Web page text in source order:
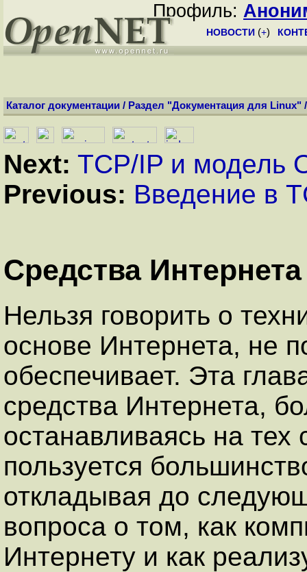
Профиль:
НОВОСТИ (+)
Каталог документации / Раздел "Документация для Linux"
Next: TCP/IP и модель
Previous: Введение в
Средства Интернета
Нельзя говорить о
основе Интернета, не
обеспечивает. Эта
средства Интернета,
останавливаясь на тех
пользуется
откладывая до
вопроса о том, как
Интернету и как